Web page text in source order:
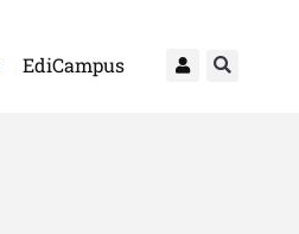
EdiCampus